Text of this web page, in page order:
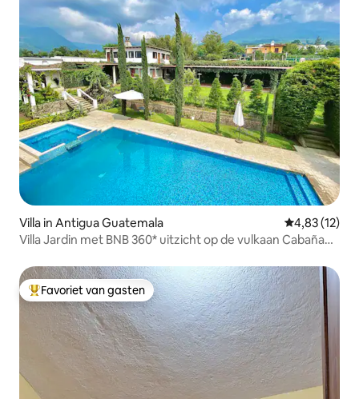
Villa in Antigua Guatemala Gemiddelde
4,83 (12)
Villa Jardin met BNB 360* uitzicht op de vulkaan Cabaña
Topfavoriet van gasten
Favoriet van gasten